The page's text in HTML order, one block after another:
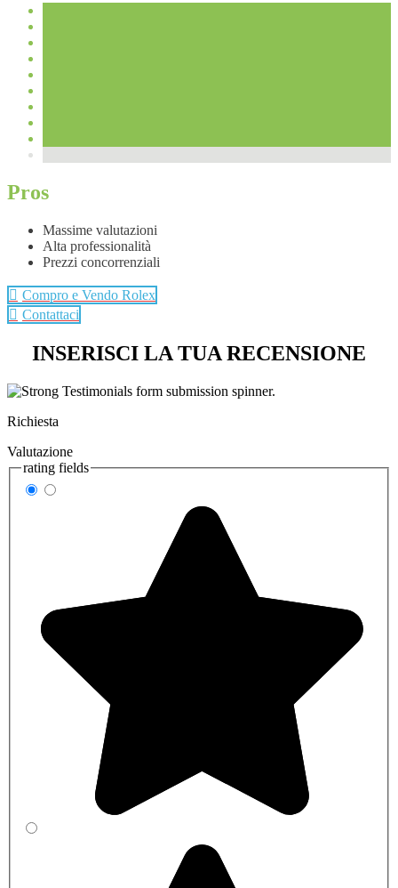
Pros
Massime valutazioni
Alta professionalità
Prezzi concorrenziali
Compro e Vendo Rolex
Contattaci
INSERISCI LA TUA RECENSIONE
Richiesta
Valutazione
rating fields